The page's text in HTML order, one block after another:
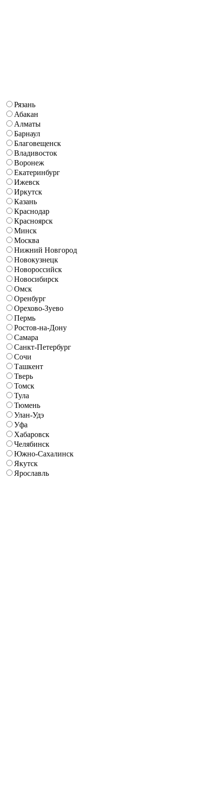
Рязань
Абакан
Алматы
Барнаул
Благовещенск
Владивосток
Воронеж
Екатеринбург
Ижевск
Иркутск
Казань
Краснодар
Красноярск
Минск
Москва
Нижний Новгород
Новокузнецк
Новороссийск
Новосибирск
Омск
Оренбург
Орехово-Зуево
Пермь
Ростов-на-Дону
Самара
Санкт-Петербург
Сочи
Ташкент
Тверь
Томск
Тула
Тюмень
Улан-Удэ
Уфа
Хабаровск
Челябинск
Южно-Сахалинск
Якутск
Ярославль